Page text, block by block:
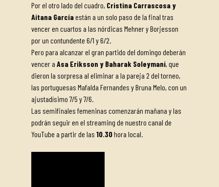
Por el otro lado del cuadro, Cristina Carrascosa y
Aitana Garcíaestán a un solo paso de la final tras
vencer en cuartos a las nórdicas Mehner y Borjesson
por un contundente 6/1 y 6/2.
Pero para alcanzar el gran partido del domingo deberán
vencer a Asa Eriksson y Baharak Soleymani, que
dieron la sorpresa al eliminar a la pareja 2 del torneo,
las portuguesas Mafalda Fernandes y Bruna Melo, con un
ajustadísimo 7/5 y 7/6.
Las semifinales femeninas comenzarán mañana y las
podrán seguir en el streaming de nuestro canal de
YouTube a partir de las 10.30hora local.